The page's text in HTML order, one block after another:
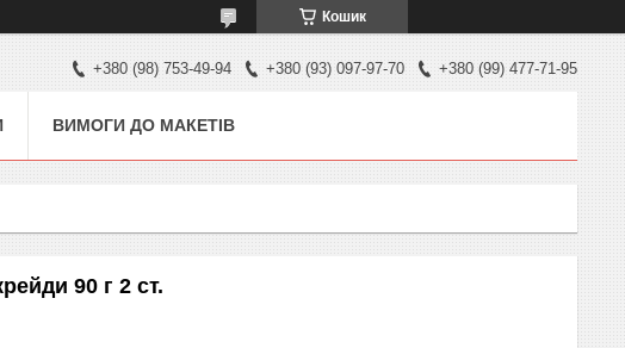
Кошик
+380 (98) 753-49-94 +380 (93) 097-97-70 +380 (99) 477-71-95
ВИМОГИ ДО МАКЕТІВ
90 г 2 ст.